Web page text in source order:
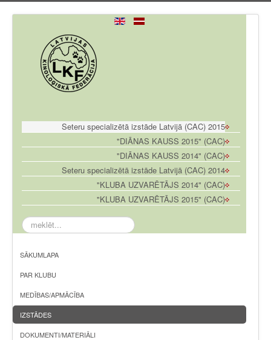
Seteru specializētā izstāde Latvijā (CAC) 2015
"DIĀNAS KAUSS 2015" (CAC)
"DIĀNAS KAUSS 2014" (CAC)
Seteru specializētā izstāde Latvijā (CAC) 2014
"KLUBA UZVARĒTĀJS 2014" (CAC)
"KLUBA UZVARĒTĀJS 2015" (CAC)
meklēt...
SĀKUMLAPA
PAR KLUBU
MEDĪBAS/APMĀCĪBA
IZSTĀDES
DOKUMENTI/MATERIĀLI